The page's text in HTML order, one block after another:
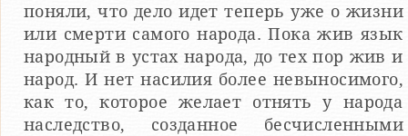
поняли, что дело идет теперь уже о жизни
или смерти самого народа. Пока жив язык
народный в устах народа, до тех пор жив и
народ. И нет насилия более невыносимого,
как то, которое желает отнять у народа
наследство, созданное бесчисленными